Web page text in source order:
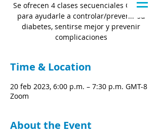
Se ofrecen 4 clases secuenciales GRATIS
para ayudarle a controlar/prevenir su
diabetes, sentirse mejor y prevenir
complicaciones
Time & Location
20 feb 2023, 6:00 p.m. – 7:30 p.m. GMT-8
Zoom
About the Event